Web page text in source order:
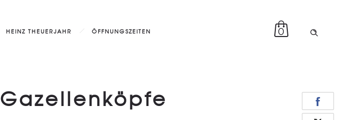
0
HEINZ THEUERJAHR ÖFFNUNGSZEITEN
Gazellenköpfe